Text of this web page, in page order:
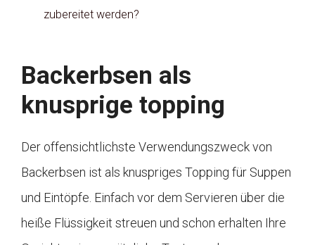
zubereitet werden?
Backerbsen als
knusprige topping
Der offensichtlichste Verwendungszweck von
Backerbsen ist als knuspriges Topping für Suppen
und Eintöpfe. Einfach vor dem Servieren über die
heiße Flüssigkeit streuen und schon erhalten Ihre